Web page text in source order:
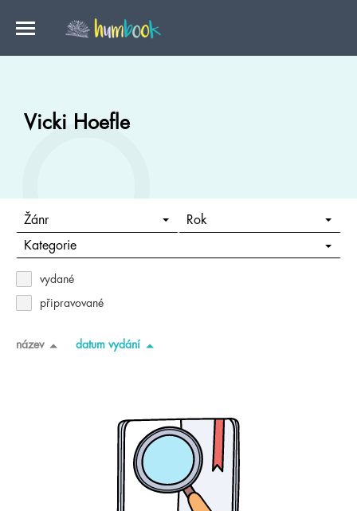
Vicki Hoefle
Žánr Rok
Kategorie
vydané
připravované
název datum vydání